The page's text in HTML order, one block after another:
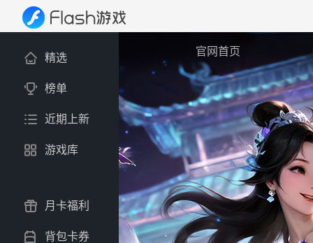
官网首页
精选
榜单
近期上新
游戏库
月卡福利
背包卡券